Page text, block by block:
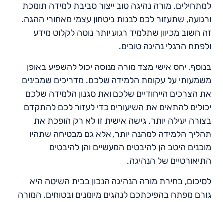
למתחילים. מורה נהיגה טוב ייצור סביבת למידה תומכת
ורגועה, שתעזור לכם לבנות ביטחון עצמי מאחורי ההגה.
זה חשוב מכיוון שתלמיד רגוע יותר נוטה לקלוט מידע
ולפתח הרגלי נהיגה טובים.
בנוסף, יחס אישי מצד מורה מנוסה יכול להשפיע באופן
משמעותי על עקומת הלמידה שלכם. מדריכים שמבינים
את הצרכים הייחודיים שלכם ואת סגנון הלמידה שלכם
יכולים להתאים את השיעורים כדי לעזור לכם להתקדם
בצורה יעילה יותר. גישה אישית זו לא רק הופכת את
תהליך הלמידה למהנה יותר, אלא גם מבטיחה שתהיו
מוכנים היטב הן להיבטים המעשיים והן להיבטים
התיאורטיים של הנהיגה.
לסיכום, בחירת מורה הנהיגה הנכון בבית השיטה היא
גורם מפתח בהפיכתכם לנהגים מיומנים ובטוחים. המורה